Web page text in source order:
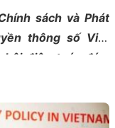
sách và Phát
thông số Việt
điện toán đám
nhằm cập nhật